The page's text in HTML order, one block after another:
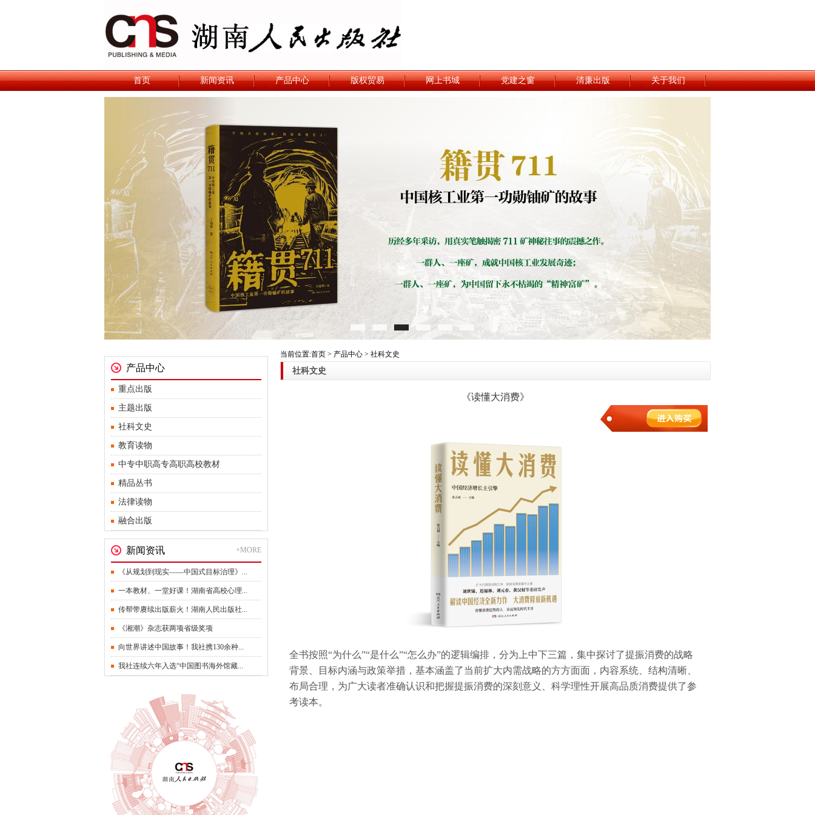
首页 新闻资讯 产品中心 版权贸易 网上书城 党建之窗 清廉出版 关于我们
产品中心
重点出版
主题出版
社科文史
教育读物
中专中职高专高职高校教材
精品丛书
法律读物
融合出版
新闻资讯 +MORE
《从规划到现实——中国式目标治理》...
一本教材、一堂好课！湖南省高校心理...
传帮带赓续出版薪火！湖南人民出版社...
《湘潮》杂志获两项省级奖项
向世界讲述中国故事！我社携130余种...
我社连续六年入选“中国图书海外馆藏...
当前位置:首页 > 产品中心 > 社科文史
社科文史
《读懂大消费》
全书按照“为什么”“是什么”“怎么办”的逻辑编排，分为上中下三篇，集中探讨了提振消费的战略
背景、目标内涵与政策举措，基本涵盖了当前扩大内需战略的方方面面，内容系统、结构清晰、
布局合理，为广大读者准确认识和把握提振消费的深刻意义、科学理性开展高品质消费提供了参
考读本。